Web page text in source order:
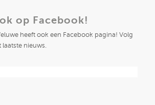
op Facebook!
heeft ook een Facebook pagina! Volg
laatste nieuws.